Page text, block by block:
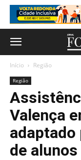
Início Região
Região
Valença
de